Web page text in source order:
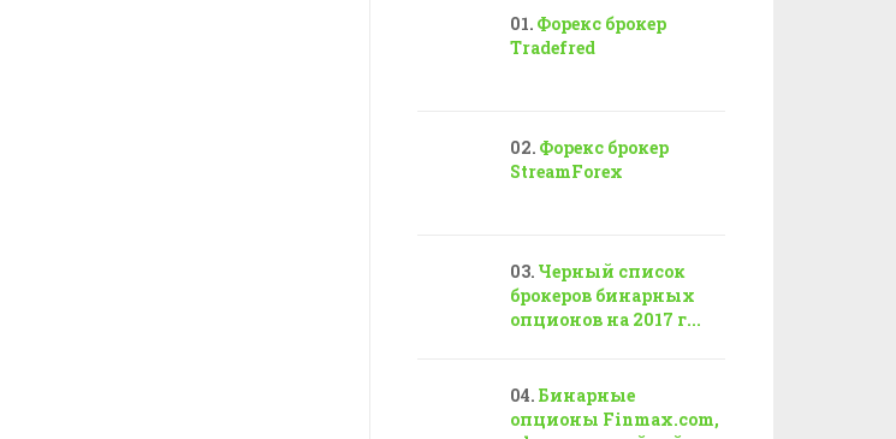
Форекс брокер
Tradefred
Форекс брокер
StreamForex
Черный список
брокеров бинарных
опционов на 2017 г...
Бинарные
опционы Finmax.com,